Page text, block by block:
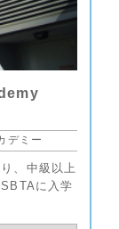
デミー
、中級以上
に入学